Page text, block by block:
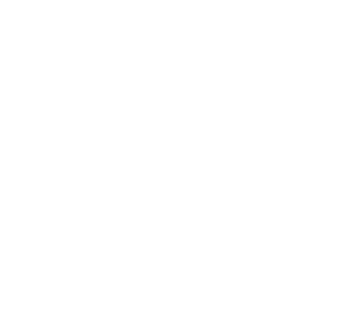
stone, Rücken Streifenoptik, Sitz immer unifarben,